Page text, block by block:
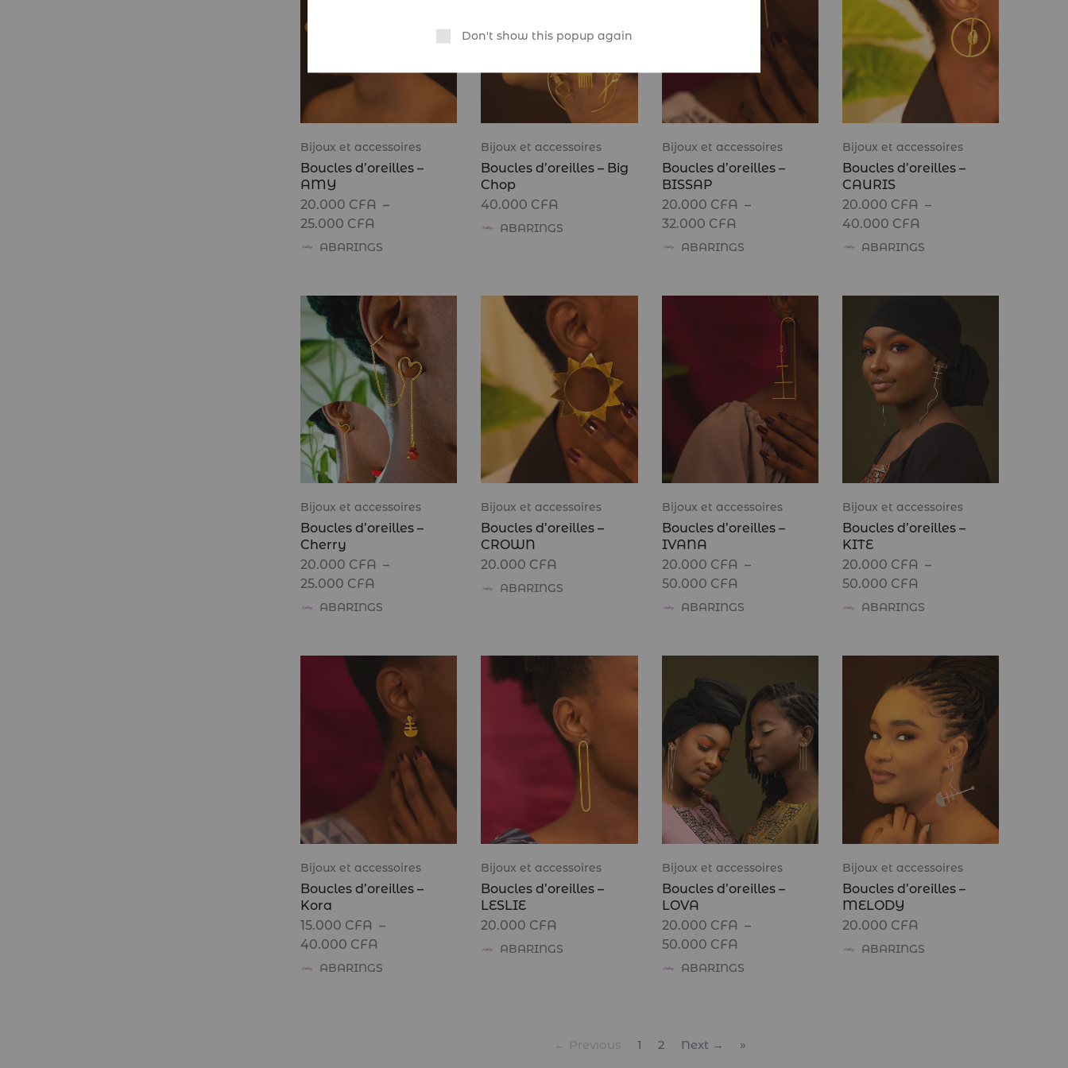
Bijoux et accessoires
Boucles d’oreilles –
AMY
20.000 CFA –
25.000 CFA
ABARINGS
Bijoux et accessoires
Boucles d’oreilles – Big
Chop
40.000 CFA
ABARINGS
Bijoux et accessoires
Boucles d’oreilles –
BISSAP
20.000 CFA –
32.000 CFA
ABARINGS
Bijoux et accessoires
Boucles d’oreilles –
CAURIS
20.000 CFA –
40.000 CFA
ABARINGS
Bijoux et accessoires
Boucles d’oreilles –
Cherry
20.000 CFA –
25.000 CFA
ABARINGS
Bijoux et accessoires
Boucles d’oreilles –
CROWN
20.000 CFA
ABARINGS
Bijoux et accessoires
Boucles d’oreilles –
IVANA
20.000 CFA –
50.000 CFA
ABARINGS
Bijoux et accessoires
Boucles d’oreilles –
KITE
20.000 CFA –
50.000 CFA
ABARINGS
Bijoux et accessoires
Boucles d’oreilles –
Kora
15.000 CFA –
40.000 CFA
ABARINGS
Bijoux et accessoires
Boucles d’oreilles –
LESLIE
20.000 CFA
ABARINGS
Bijoux et accessoires
Boucles d’oreilles –
LOVA
20.000 CFA –
50.000 CFA
ABARINGS
Bijoux et accessoires
Boucles d’oreilles –
MELODY
20.000 CFA
ABARINGS
← Previous 1 2 Next → »
Don't show this popup again